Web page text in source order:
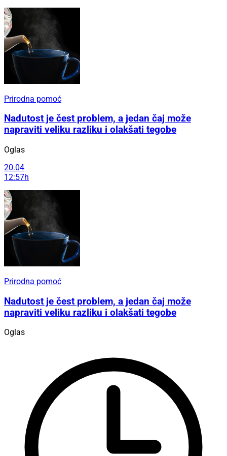
Prirodna pomoć
Nadutost je čest problem, a jedan čaj može
napraviti veliku razliku i olakšati tegobe
Oglas
20.04
12:57h
Prirodna pomoć
Nadutost je čest problem, a jedan čaj može
napraviti veliku razliku i olakšati tegobe
Oglas